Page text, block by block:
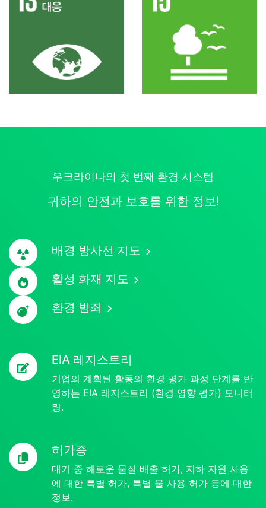
우크라이나의 첫 번째 환경 시스템
귀하의 안전과 보호를 위한 정보!
배경 방사선 지도
활성 화재 지도
환경 범죄
EIA 레지스트리
기업의 계획된 활동의 환경 평가 과정 단계를 반
영하는 EIA 레지스트리 (환경 영향 평가) 모니터
링.
허가증
대기 중 해로운 물질 배출 허가, 지하 자원 사용
에 대한 특별 허가, 특별 물 사용 허가 등에 대한
정보.